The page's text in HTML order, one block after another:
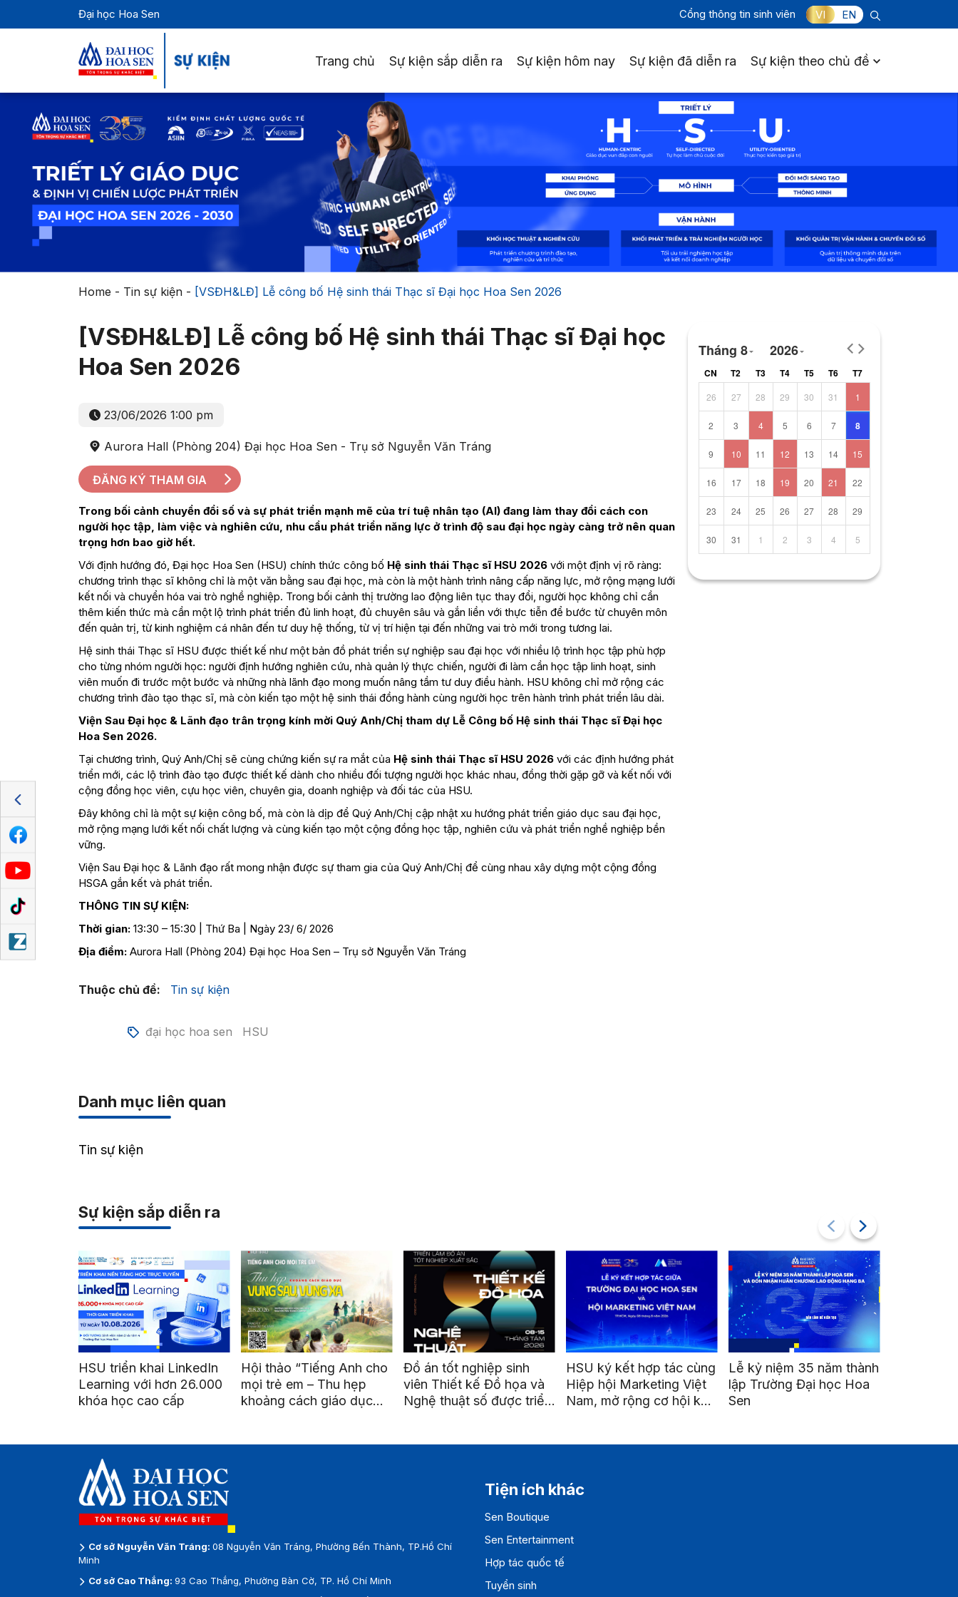
Đại học Hoa Sen Cổng thông tin sinh viên VI EN
Trang chủ Sự kiện sắp diễn ra Sự kiện hôm nay Sự kiện đã diễn ra Sự kiện theo chủ đề
Home - Tin sự kiện- [VSĐH&LĐ] Lễ công bố Hệ sinh thái Thạc sĩ Đại học Hoa Sen 2026
[VSĐH&LĐ] Lễ công bố Hệ sinh thái Thạc sĩ Đại học
Hoa Sen 2026
23/06/2026 1:00 pm
Aurora Hall (Phòng 204) Đại học Hoa Sen - Trụ sở Nguyễn Văn Tráng
ĐĂNG KÝ THAM GIA
Trong bối cảnh chuyển đổi số và sự phát triển mạnh mẽ của trí tuệ nhân tạo (AI) đang làm thay đổi cách con
người học tập, làm việc và nghiên cứu, nhu cầu phát triển năng lực ở trình độ sau đại học ngày càng trở nên quan
trọng hơn bao giờ hết.
Với định hướng đó, Đại học Hoa Sen (HSU) chính thức công bố Hệ sinh thái Thạc sĩ HSU 2026với một định vị rõ ràng:
chương trình thạc sĩ không chỉ là một văn bằng sau đại học, mà còn là một hành trình nâng cấp năng lực, mở rộng mạng lưới
kết nối và chuyển hóa vai trò nghề nghiệp. Trong bối cảnh thị trường lao động liên tục thay đổi, người học không chỉ cần
thêm kiến thức mà cần một lộ trình phát triển đủ linh hoạt, đủ chuyên sâu và gắn liền với thực tiễn để bước từ chuyên môn
đến quản trị, từ kinh nghiệm cá nhân đến tư duy hệ thống, từ vị trí hiện tại đến những vai trò mới trong tương lai.
Hệ sinh thái Thạc sĩ HSU được thiết kế như một bản đồ phát triển sự nghiệp sau đại học với nhiều lộ trình học tập phù hợp
cho từng nhóm người học: người định hướng nghiên cứu, nhà quản lý thực chiến, người đi làm cần học tập linh hoạt, sinh
viên muốn đi trước một bước và những nhà lãnh đạo mong muốn nâng tầm tư duy điều hành. HSU không chỉ mở rộng các
chương trình đào tạo thạc sĩ, mà còn kiến tạo một hệ sinh thái đồng hành cùng người học trên hành trình phát triển lâu dài.
Viện Sau Đại học & Lãnh đạo trân trọng kính mời Quý Anh/Chị tham dự Lễ Công bố Hệ sinh thái Thạc sĩ Đại học
Hoa Sen 2026.
Tại chương trình, Quý Anh/Chị sẽ cùng chứng kiến sự ra mắt của Hệ sinh thái Thạc sĩ HSU 2026với các định hướng phát
triển mới, các lộ trình đào tạo được thiết kế dành cho nhiều đối tượng người học khác nhau, đồng thời gặp gỡ và kết nối với
cộng đồng học viên, cựu học viên, chuyên gia, doanh nghiệp và đối tác của HSU.
Đây không chỉ là một sự kiện công bố, mà còn là dịp để Quý Anh/Chị cập nhật xu hướng phát triển giáo dục sau đại học,
mở rộng mạng lưới kết nối chất lượng và cùng kiến tạo một cộng đồng học tập, nghiên cứu và phát triển nghề nghiệp bền
vững.
Viện Sau Đại học & Lãnh đạo rất mong nhận được sự tham gia của Quý Anh/Chị để cùng nhau xây dựng một cộng đồng
HSGA gắn kết và phát triển.
THÔNG TIN SỰ KIỆN:
Thời gian:13:30 – 15:30 | Thứ Ba | Ngày 23/ 6/ 2026
Địa điểm:Aurora Hall (Phòng 204) Đại học Hoa Sen – Trụ sở Nguyễn Văn Tráng
Thuộc chủ đề: Tin sự kiện
đại học hoa sen HSU
Tháng 8 2026
CN T2 T3 T4 T5 T6 T7
26 27 28 29 30 31 1
2 3 4 5 6 7 8
9 10 11 12 13 14 15
16 17 18 19 20 21 22
23 24 25 26 27 28 29
30 31 1 2 3 4 5
Danh mục liên quan
Tin sự kiện
Sự kiện sắp diễn ra
HSU triển khai LinkedIn
Learning với hơn 26.000
khóa học cao cấp
Hội thảo “Tiếng Anh cho
mọi trẻ em – Thu hẹp
khoảng cách giáo dục
Đồ án tốt nghiệp sinh
viên Thiết kế Đồ họa và
Nghệ thuật số được triển
HSU ký kết hợp tác cùng
Hiệp hội Marketing Việt
Nam, mở rộng cơ hội kết
Lễ kỷ niệm 35 năm thành
lập Trường Đại học Hoa
Sen
Cơ sở Nguyễn Văn Tráng: 08 Nguyễn Văn Tráng, Phường Bến Thành, TP.Hồ Chí
Minh
Cơ sở Cao Thắng: 93 Cao Thắng, Phường Bàn Cờ, TP. Hồ Chí Minh
Tiện ích khác
Sen Boutique
Sen Entertainment
Hợp tác quốc tế
Tuyển sinh